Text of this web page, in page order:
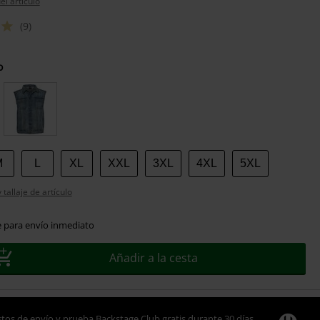
(9)
XL XXL 3XL 4XL 5XL
tallaje de artículo
para envío inmediato
Añadir a la cesta